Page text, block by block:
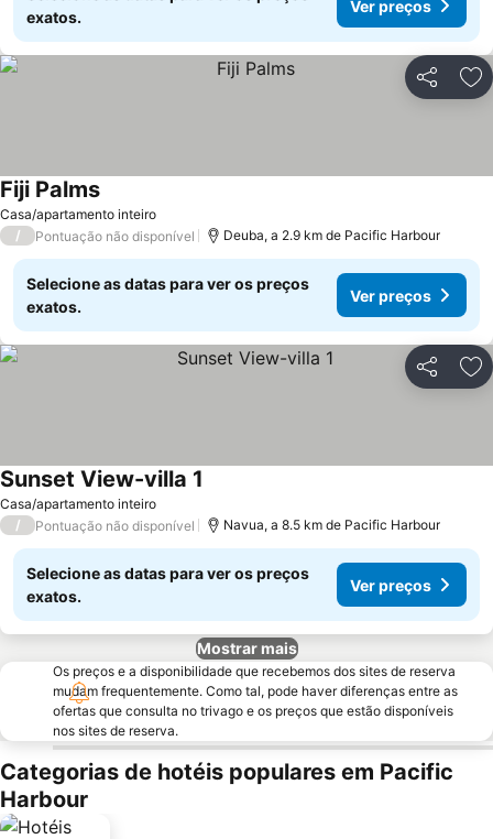
exatos.
Ver preços
Partilhar
Casa/apartamento inteiro
Fiji PalmsVer preços
/ Pontuação não disponível Deuba, a 2.9 km de Pacific Harbour
Selecione as datas para ver os preços
exatos.
Ver preços
Partilhar
Casa/apartamento inteiro
Sunset View-villa 1
/ Pontuação não disponível Navua, a 8.5 km de Pacific Harbour
Selecione as datas para ver os preços
exatos.
Ver preços
Mostrar mais
Os preços e a disponibilidade que recebemos dos sites de reserva
mudam frequentemente. Como tal, pode haver diferenças entre as
ofertas que consulta no trivago e os preços que estão disponíveis
nos sites de reserva.
Categorias de hotéis populares em Pacific
Harbour